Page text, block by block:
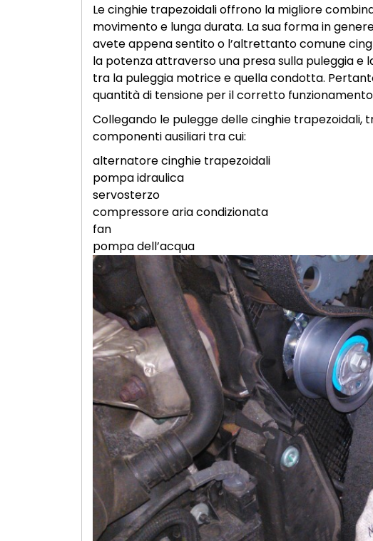
Le cinghie trapezoidali offrono la migliore
movimento e lunga durata. La sua forma in
avete appena sentito o l’altrettanto comune
la potenza attraverso una presa sulla puleggia e
tra la puleggia motrice e quella condotta.
quantità di tensione per il corretto funzionamento
Collegando le pulegge delle cinghie
componenti ausiliari tra cui:
alternatore cinghie trapezoidali
pompa idraulica
servosterzo
compressore aria condizionata
fan
pompa dell’acqua